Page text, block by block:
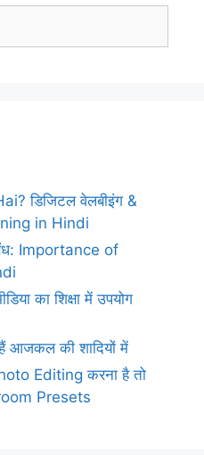
डिजिटल वेलबीइंग &
in Hindi
Importance of
का शिक्षा में उपयोग
आजकल की शादियों में
Editing करना है तो
Presets